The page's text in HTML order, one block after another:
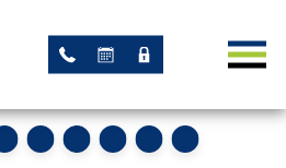
AKTUELLES